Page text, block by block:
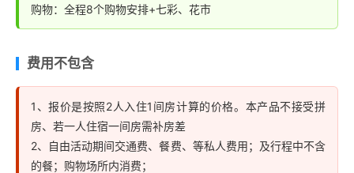
购物：全程8个购物安排+七彩、花市
费用不包含
1、报价是按照2人入住1间房计算的价格。本产品不接受拼
房、若一人住宿一间房需补房差
2、自由活动期间交通费、餐费、等私人费用；及行程中不含
的餐；购物场所内消费；